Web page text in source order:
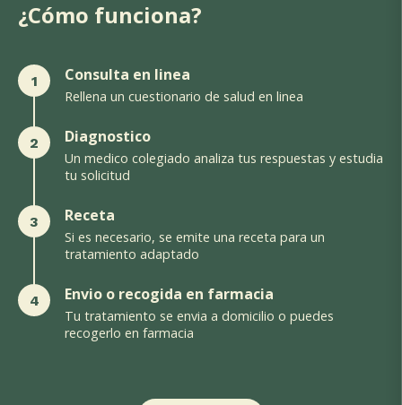
¿Cómo funciona?
1 Consulta en linea
Rellena un cuestionario de salud en linea
2 Diagnostico
Un medico colegiado analiza tus respuestas y estudia
tu solicitud
3 Receta
Si es necesario, se emite una receta para un
tratamiento adaptado
4 Envio o recogida en farmacia
Tu tratamiento se envia a domicilio o puedes
recogerlo en farmacia